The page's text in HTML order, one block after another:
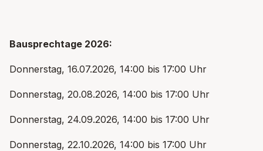
Bausprechtage 2026:
Donnerstag, 16.07.2026, 14:00 bis 17:00 Uhr
Donnerstag, 20.08.2026, 14:00 bis 17:00 Uhr
Donnerstag, 24.09.2026, 14:00 bis 17:00 Uhr
Donnerstag, 22.10.2026, 14:00 bis 17:00 Uhr